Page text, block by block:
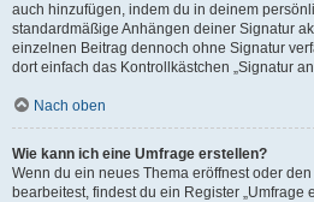
auch hinzufügen, indem du in deinem
standardmäßige Anhängen deiner Signatur
einzelnen Beitrag dennoch ohne Signatur
dort einfach das Kontrollkästchen „Signatur
Nach oben
Wie kann ich eine Umfrage erstellen?
Wenn du ein neues Thema eröffnest oder
bearbeitest, findest du ein Register „Umfrage